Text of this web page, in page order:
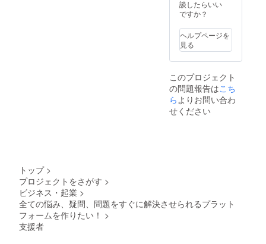
談したらいい
ですか？
ヘルプページを
見る
このプロジェクト
の問題報告はこち
らよりお問い合わ
せください
トップ >
プロジェクトをさがす >
ビジネス・起業 >
全ての悩み、疑問、問題をすぐに解決させられるプラット
フォームを作りたい！ >
支援者